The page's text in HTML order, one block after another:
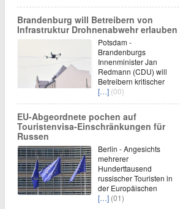
Brandenburg will Betreibern von
Infrastruktur Drohnenabwehr erlauben
Potsdam -
Brandenburgs
Innenminister Jan
Redmann (CDU) will
Betreibern kritischer
[…] (00)
EU-Abgeordnete pochen auf
Touristenvisa-Einschränkungen für
Russen
Berlin - Angesichts
mehrerer
Hunderttausend
russischer Touristen in
der Europäischen
[…] (01)